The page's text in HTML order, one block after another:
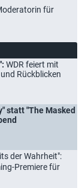
für
WDR feiert mit
Rückblicken
statt "The Masked
der Wahrheit":
Premiere für